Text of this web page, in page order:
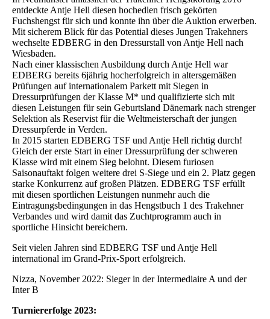
entdeckte Antje Hell diesen hochedlen frisch gekörten
Fuchshengst für sich und konnte ihn über die Auktion erwerben.
Mit sicherem Blick für das Potential dieses Jungen Trakehners
wechselte EDBERG in den Dressurstall von Antje Hell nach
Wiesbaden.
Nach einer klassischen Ausbildung durch Antje Hell war
EDBERG bereits 6jährig hocherfolgreich in altersgemäßen
Prüfungen auf internationalem Parkett mit Siegen in
Dressurprüfungen der Klasse M* und qualifizierte sich mit
diesen Leistungen für sein Geburtsland Dänemark nach strenger
Selektion als Reservist für die Weltmeisterschaft der jungen
Dressurpferde in Verden.
In 2015 starten EDBERG TSF und Antje Hell richtig durch!
Gleich der erste Start in einer Dressurprüfung der schweren
Klasse wird mit einem Sieg belohnt. Diesem furiosen
Saisonauftakt folgen weitere drei S-Siege und ein 2. Platz gegen
starke Konkurrenz auf großen Plätzen. EDBERG TSF erfüllt
mit diesen sportlichen Leistungen nunmehr auch die
Eintragungsbedingungen in das Hengstbuch 1 des Trakehner
Verbandes und wird damit das Zuchtprogramm auch in
sportliche Hinsicht bereichern.
Seit vielen Jahren sind EDBERG TSF und Antje Hell
international im Grand-Prix-Sport erfolgreich.
Nizza, November 2022: Sieger in der Intermediaire A und der
Inter B
Turniererfolge 2023: